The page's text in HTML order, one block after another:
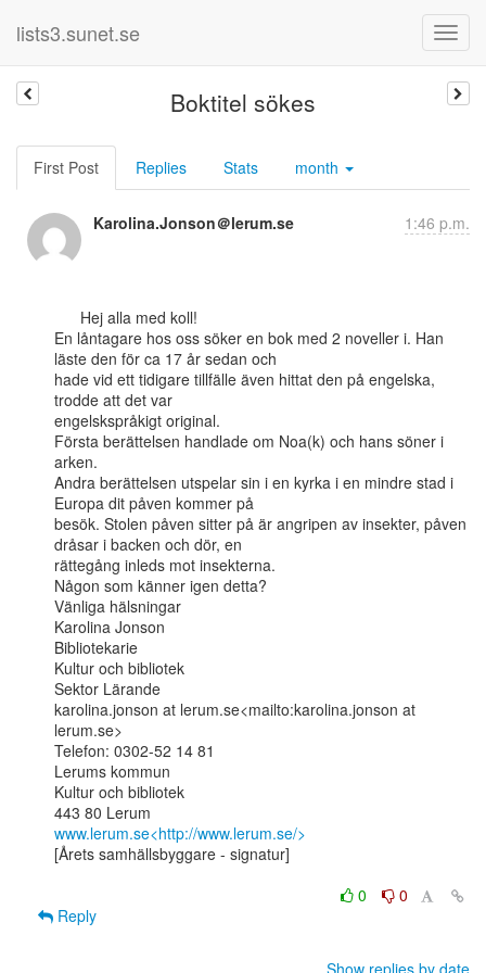
lists3.sunet.se
Boktitel sökes
First Post Replies Stats month
Karolina.Jonson＠lerum.se 1:46 p.m.
En låntagare hos oss söker en bok med 2 noveller i. Han
läste den för ca 17 år sedan och
hade vid ett tidigare tillfälle även hittat den på engelska,
trodde att det var
engelskspråkigt original.
Första berättelsen handlade om Noa(k) och hans söner i
arken.
Andra berättelsen utspelar sin i en kyrka i en mindre stad i
Europa dit påven kommer på
besök. Stolen påven sitter på är angripen av insekter, påven
dråsar i backen och dör, en
rättegång inleds mot insekterna.
Någon som känner igen detta?
Vänliga hälsningar
Karolina Jonson
Bibliotekarie
Kultur och bibliotek
Sektor Lärande
karolina.jonson at lerum.se<mailto:karolina.jonson at
lerum.se>
Telefon: 0302-52 14 81
Lerums kommun
Kultur och bibliotek
www.lerum.se<http://www.lerum.se/>
[Årets samhällsbyggare - signatur]
0
0
Reply
Show replies by date